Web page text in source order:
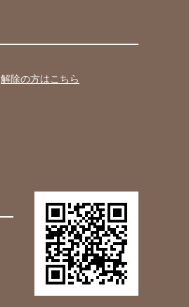
解除の方はこちら